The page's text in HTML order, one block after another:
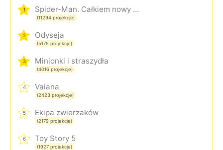
1 Spider-Man. Całkiem nowy dzień
(11294 projekcje)
2 Odyseja
(5175 projekcje)
3 Minionki i straszydła
(4016 projekcje)
4 Vaiana
(2423 projekcje)
5 Ekipa zwierzaków
(2179 projekcje)
6 Toy Story 5
(1927 projekcje)